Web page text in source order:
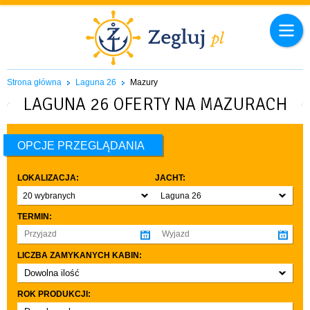
Strona główna Laguna 26 Mazury
LAGUNA 26 OFERTY NA MAZURACH
OPCJE PRZEGLĄDANIA
LOKALIZACJA:
20 wybranych
JACHT:
Laguna 26
TERMIN:
LICZBA ZAMYKANYCH KABIN:
Dowolna ilość
co najmniej 1
co najmniej 2
ROK PRODUKCJI: